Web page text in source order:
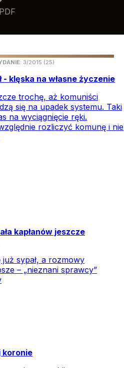
PDF
: 3/2015 (25)
- klęska na własne życzenie
trochę, aż komuniści
się na upadek systemu. Taki
na wyciągnięcie ręki.
rozliczyć komunę i nie
kapłanów jeszcze
już sypał, a rozmowy
– „nieznani sprawcy”
koronie